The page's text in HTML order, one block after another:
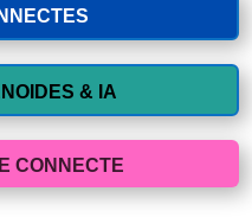
& IA
CONNECTE